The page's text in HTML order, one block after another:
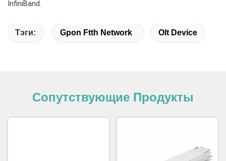
InfiniBand.
Тэги: Gpon Ftth Network Olt Device
Сопутствующие Продукты